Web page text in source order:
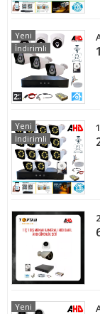
Yeni
İndirimli
Yeni
İndirimli
Yeni